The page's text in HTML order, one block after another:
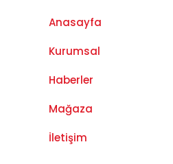
Anasayfa
Kurumsal
Haberler
Mağaza
İletişim